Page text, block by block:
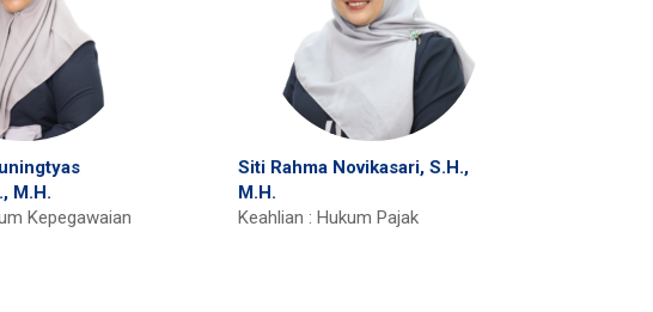
M.H.
Kepegawaian
Siti Rahma Novikasari, S.H.,
M.H.
Keahlian : Hukum Pajak